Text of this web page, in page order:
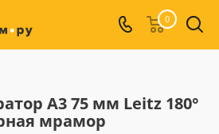
0
А3 75 мм Leitz 180°
мрамор